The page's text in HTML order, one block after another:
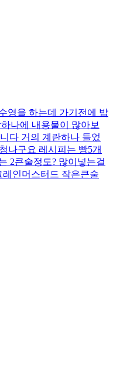
영을 하는데 가기전에 밥
나에 내용물이 많아보
다 거의 계란하나 들었
나구요 레시피는 빵5개
2큰술정도? 많이넣는걸
인머스터드 작은큰술